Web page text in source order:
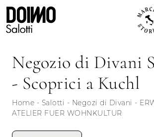
Negozio di Divani
- Scoprici a Kuchl
Home - Salotti - Negozi di Divani -
ATELIER FUER WOHNKULTUR